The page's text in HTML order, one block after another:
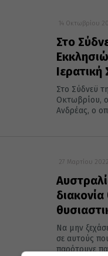
14 Οκτωβρίου
Στο
Ιερατική
Στο Σύδνεϋ
Οκτωβρίου,
Ανδρέας, ο
27 Μαρτίου 2022
διακονία
Να μην
σε αυτούς
παρότρυνε